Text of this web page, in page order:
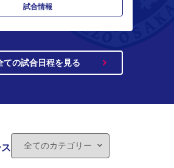
試合情報
ての試合日程を見る